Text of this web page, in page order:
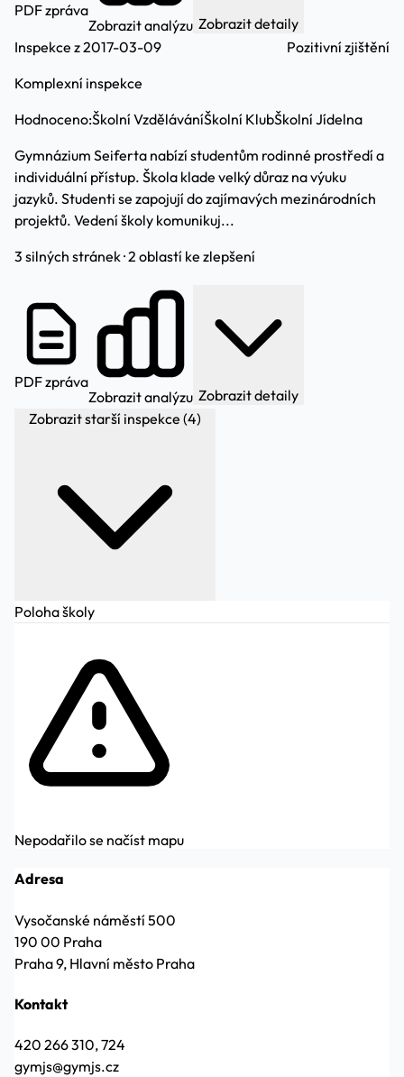
PDF zpráva
Zobrazit analýzu Zobrazit detaily
Inspekce z 2017-03-09
Komplexní inspekce
Pozitivní zjištění
Hodnoceno:Školní VzděláváníŠkolní KlubŠkolní Jídelna
Gymnázium Seiferta nabízí studentům rodinné prostředí a
individuální přístup. Škola klade velký důraz na výuku
jazyků. Studenti se zapojují do zajímavých mezinárodních
projektů. Vedení školy komunikuj...
3 silných stránek · 2 oblastí ke zlepšení
PDF zpráva
Zobrazit analýzu Zobrazit detaily
Zobrazit starší inspekce (4)
Poloha školy
Nepodařilo se načíst mapu
Adresa
Vysočanské náměstí 500
190 00 Praha
Praha 9, Hlavní město Praha
Kontakt
420 266 310, 724
gymjs@gymjs.cz